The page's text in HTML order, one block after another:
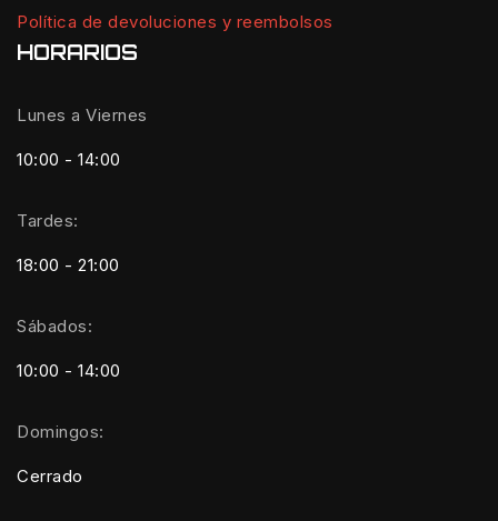
Política de devoluciones y reembolsos
HORARIOS
Lunes a Viernes
10:00 - 14:00
Tardes:
18:00 - 21:00
Sábados:
10:00 - 14:00
Domingos:
Cerrado